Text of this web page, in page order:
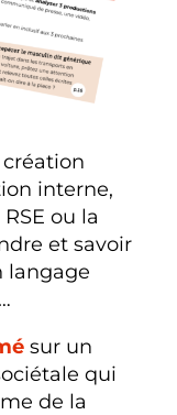
interne,
ou la
et savoir
langage
sur un
qui
de la